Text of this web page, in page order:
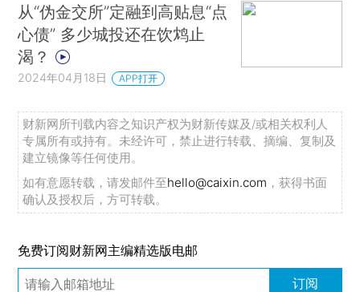
从“伪金交所”定融到高贴息“点
心债” 多少城投还在饮鸩止
渴？
2024年04月18日 APP打开
财新网所刊载内容之知识产权为财新传媒及/或相关权利人
专属所有或持有。未经许可，禁止进行转载、摘编、复制及
建立镜像等任何使用。
如有意愿转载，请发邮件至hello@caixin.com ，获得书面
确认及授权后，方可转载。
免费订阅财新网主编精选版电邮
订阅